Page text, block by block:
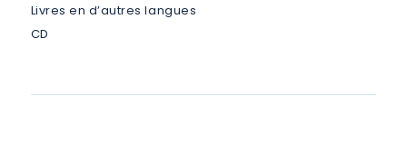
Livres en d’autres langues
CD